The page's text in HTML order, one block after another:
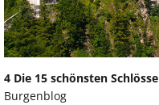
4 Die 15 schönsten
Burgenblog